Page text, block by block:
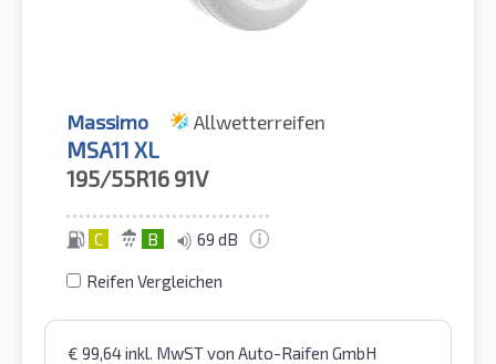
Massimo Allwetterreifen
MSA11 XL
195/55R16 91V
C B 69 dB
Reifen Vergleichen
€ 99,64inkl. MwSTvon Auto-Raifen GmbH